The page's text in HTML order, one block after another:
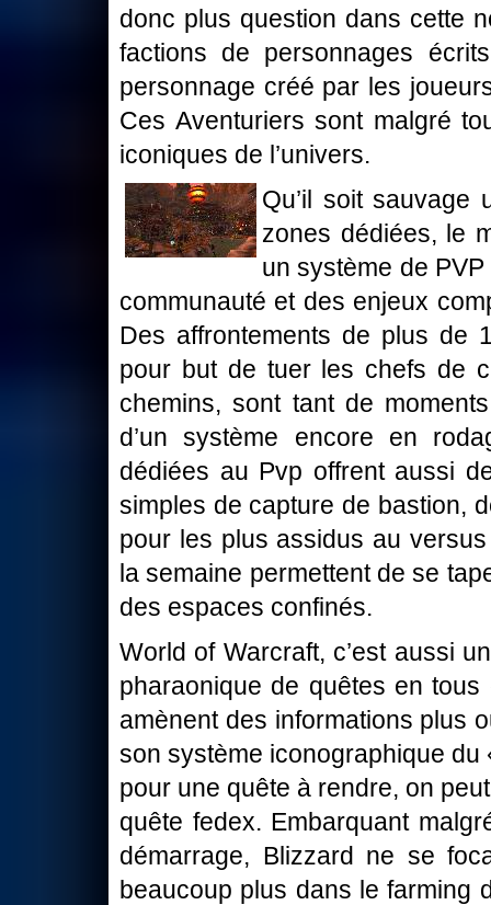
donc plus question dans cette
factions de personnages
personnage créé par les
Ces Aventuriers sont malgré
iconiques de l’univers.
Qu’il soit
zones dédiées, le
un système de
communauté et des enjeux
Des affrontements de plus de
pour but de tuer les chefs de
chemins, sont tant de
d’un système encore en
dédiées au Pvp offrent aussi
simples de capture de bastion,
pour les plus assidus au
la semaine permettent de se
des espaces confinés.
World of Warcraft, c’est aussi
pharaonique de quêtes en
amènent des informations plus
son système iconographique
pour une quête à rendre, on
quête fedex. Embarquant
démarrage, Blizzard ne se
beaucoup plus dans le farming